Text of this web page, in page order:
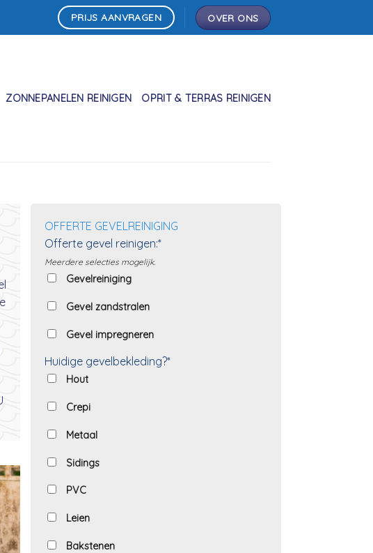
PRIJS AANVRAGEN OVER ONS
ZONNEPANELEN REINIGEN OPRIT & TERRAS REINIGEN
OFFERTE GEVELREINIGING
Offerte gevel reinigen:*
Meerdere selecties mogelijk.
Gevelreiniging
Gevel zandstralen
Gevel impregneren
Huidige gevelbekleding?*
Hout
Crepi
Metaal
Sidings
PVC
Leien
Bakstenen